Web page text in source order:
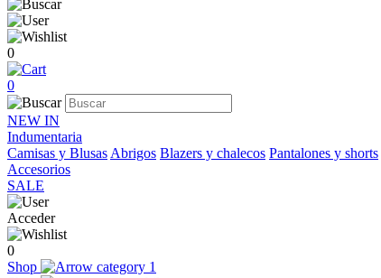
0
0
NEW IN
Indumentaria
Camisas y Blusas Abrigos Blazers y chalecos Pantalones y shorts
Accesorios
SALE
Acceder
0
Shop